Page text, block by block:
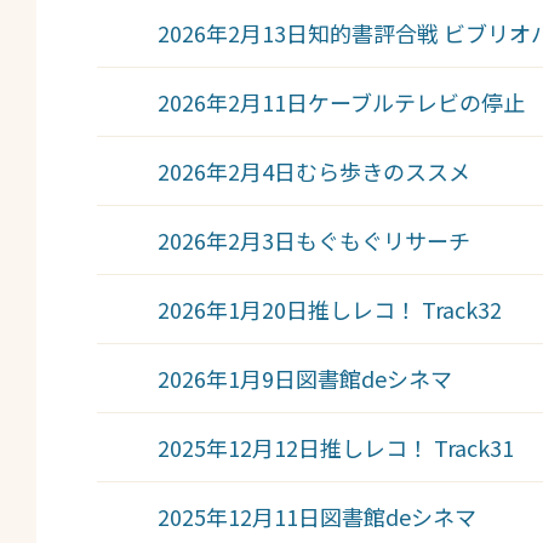
2026年2月13日知的書評合戦 ビブリオ
2026年2月11日ケーブルテレビの停止
2026年2月4日むら歩きのススメ
2026年2月3日もぐもぐリサーチ
2026年1月20日推しレコ！ Track32
2026年1月9日図書館deシネマ
2025年12月12日推しレコ！ Track31
2025年12月11日図書館deシネマ